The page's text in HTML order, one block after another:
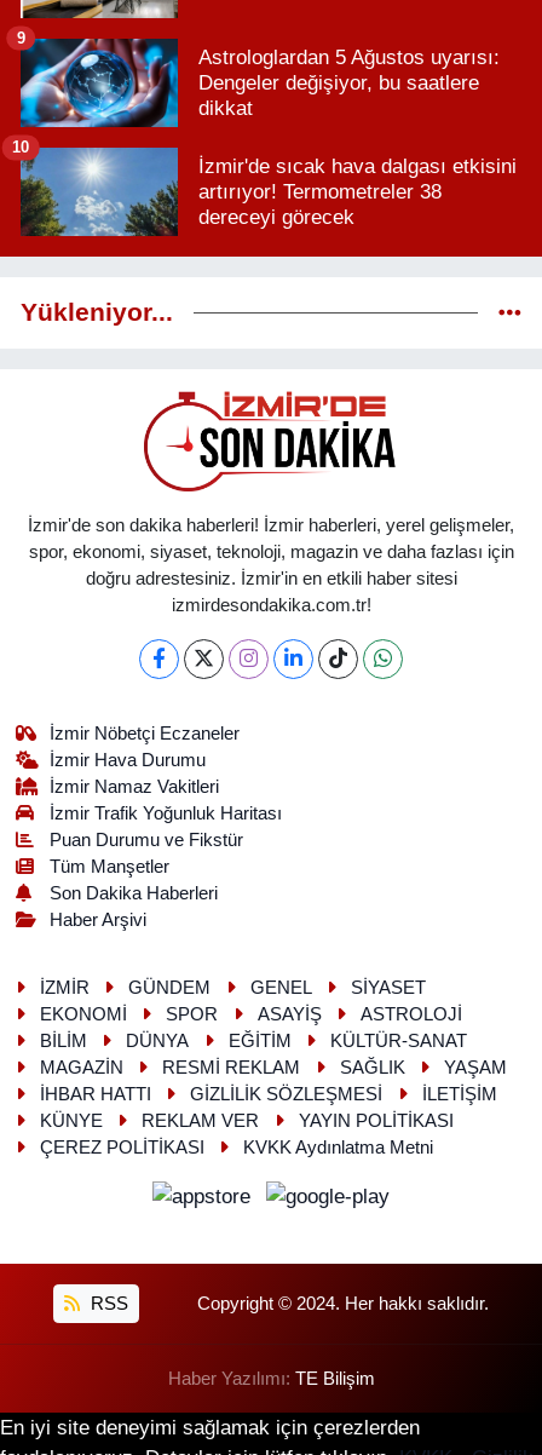
Astrologlardan 5 Ağustos uyarısı:
Dengeler değişiyor, bu saatlere
dikkat
9
İzmir'de sıcak hava dalgası etkisini
artırıyor! Termometreler 38
dereceyi görecek
10
Yükleniyor...
İzmir'de son dakika haberleri! İzmir haberleri, yerel gelişmeler,
spor, ekonomi, siyaset, teknoloji, magazin ve daha fazlası için
doğru adrestesiniz. İzmir'in en etkili haber sitesi
izmirdesondakika.com.tr!
İzmir Nöbetçi Eczaneler
İzmir Hava Durumu
İzmir Namaz Vakitleri
İzmir Trafik Yoğunluk Haritası
Puan Durumu ve Fikstür
Tüm Manşetler
Son Dakika Haberleri
Haber Arşivi
İZMİR GÜNDEM GENEL
SİYASET
EKONOMİ
SPOR ASAYİŞ
ASTROLOJİ
BİLİM
DÜNYA EĞİTİM
KÜLTÜR-SANAT
MAGAZİN
RESMİ REKLAM SAĞLIK
YAŞAM
İHBAR HATTI
GİZLİLİK SÖZLEŞMESİ
İLETİŞİM
KÜNYE
REKLAM VER
YAYIN POLİTİKASI
ÇEREZ POLİTİKASI
KVKK Aydınlatma Metni
RSS Copyright © 2024. Her hakkı saklıdır.
Haber Yazılımı: TE Bilişim
En iyi site deneyimi sağlamak için çerezlerden